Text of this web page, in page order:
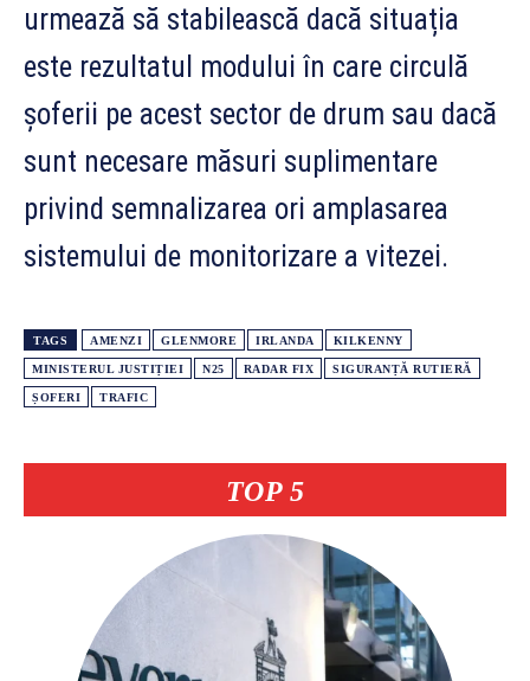
TOP 5
urmează să stabilească dacă situația
este rezultatul modului în care circulă
șoferii pe acest sector de drum sau dacă
sunt necesare măsuri suplimentare
privind semnalizarea ori amplasarea
sistemului de monitorizare a vitezei.
TAGS AMENZI GLENMORE IRLANDA KILKENNY
MINISTERUL JUSTIȚIEI N25 RADAR FIX SIGURANȚĂ RUTIERĂ
ȘOFERI TRAFIC